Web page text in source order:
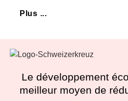
Plus ...
Le développement
meilleur moyen de